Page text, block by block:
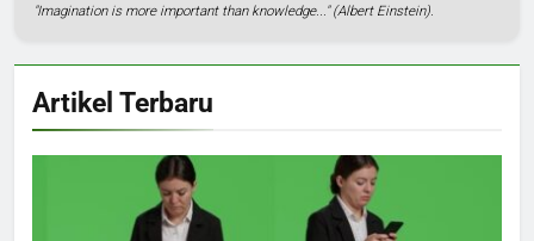
"Imagination is more important than knowledge..." (Albert Einstein).
Artikel Terbaru